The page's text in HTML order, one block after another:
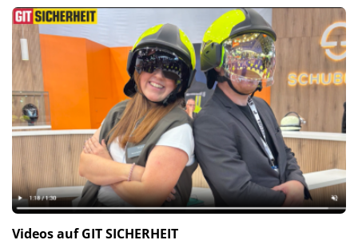
Videos auf GIT SICHERHEIT